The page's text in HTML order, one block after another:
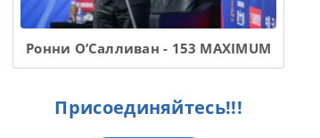
Ронни О’Салливан - 153 MAXIMUM
Присоединяйтесь!!!